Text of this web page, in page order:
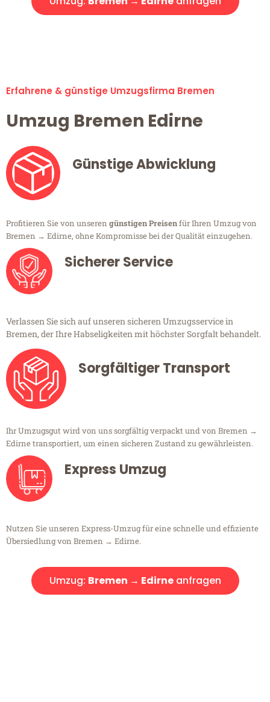
Erfahrene & günstige Umzugsfirma Bremen
Umzug Bremen Edirne
Günstige Abwicklung
Profitieren Sie von unseren günstigen Preisenfür Ihren Umzug von
Bremen → Edirne, ohne Kompromisse bei der Qualität einzugehen.
Sicherer Service
Verlassen Sie sich auf unseren sicheren Umzugsservice in
Bremen, der Ihre Habseligkeiten mit höchster Sorgfalt behandelt.
Sorgfältiger Transport
Ihr Umzugsgut wird von uns sorgfältig verpackt und von Bremen →
Edirne transportiert, um einen sicheren Zustand zu gewährleisten.
Express Umzug
Nutzen Sie unseren Express-Umzug für eine schnelle und effiziente
Übersiedlung von Bremen → Edirne.
Umzug: Bremen → Edirneanfragen